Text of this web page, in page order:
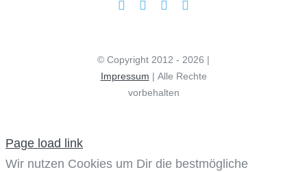
© Copyright 2012 - 2026 |
Impressum
vorbehalten
Page load link
Wir nutzen Cookies um Dir die bestmögliche